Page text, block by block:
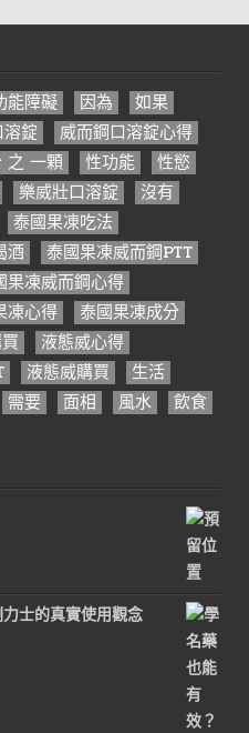
能障礙 因為
如果
錠
威而鋼口溶錠心得
之 一顆 性功能
性慾
樂威壯口溶錠
沒有
泰國果凍吃法
酒
泰國果凍威而鋼PTT
果凍威而鋼心得
凍心得
泰國果凍成分
液態威心得
液態威購買
生活
需要 面相 風水 飲食
士的真實使用觀念